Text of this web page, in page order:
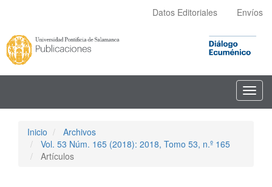
principal
Barra
lateral
Datos Editoriales Envíos
Inicio
Archivos
Vol. 53 Núm. 165 (2018): 2018, Tomo 53, n.º 165
Artículos